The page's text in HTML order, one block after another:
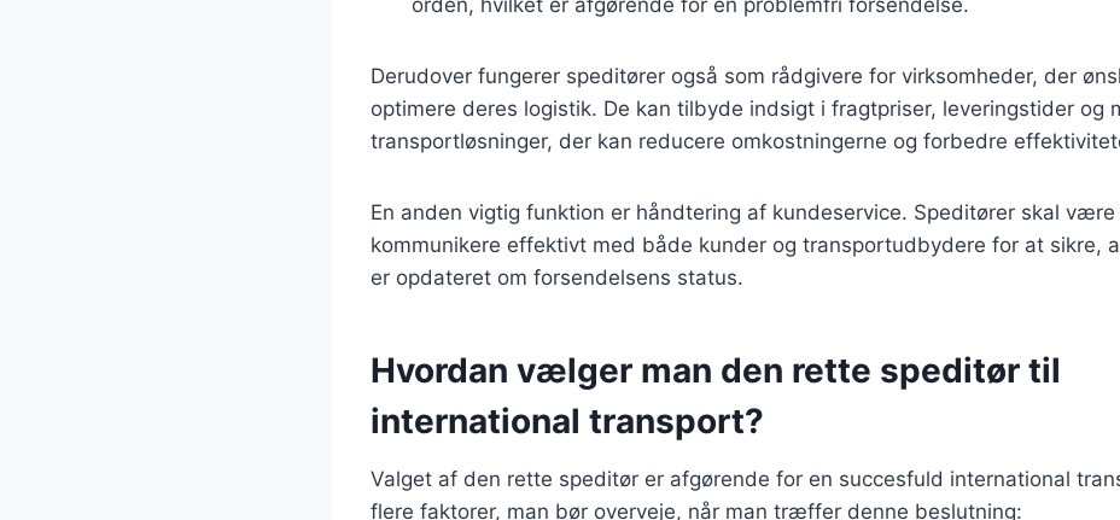
Derudover fungerer speditører også som rådgivere for virksomheder, der
optimere deres logistik. De kan tilbyde indsigt i fragtpriser, leveringstider og
transportløsninger, der kan reducere omkostningerne og forbedre
En anden vigtig funktion er håndtering af kundeservice. Speditører skal
kommunikere effektivt med både kunder og transportudbydere for at sikre,
er opdateret om forsendelsens status.
Hvordan vælger man den rette speditør til
international transport?
Valget af den rette speditør er afgørende for en succesfuld international
flere faktorer, man bør overveje, når man træffer denne beslutning: